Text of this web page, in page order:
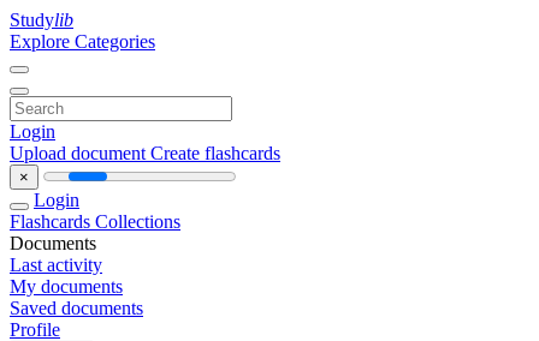
Studylib
Explore Categories
Login
Upload document Create flashcards
×
Login
Flashcards Collections
Documents
Last activity
My documents
Saved documents
Profile